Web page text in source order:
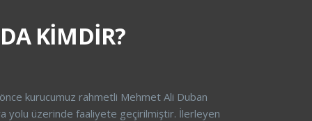
KİMDİR?
kurucumuz rahmetli Mehmet Ali Duban
yolu üzerinde faaliyete geçirilmiştir. İlerleyen